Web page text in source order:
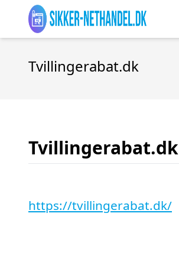
Tvillingerabat.dk
Tvillingerabat.dk
https://tvillingerabat.dk/